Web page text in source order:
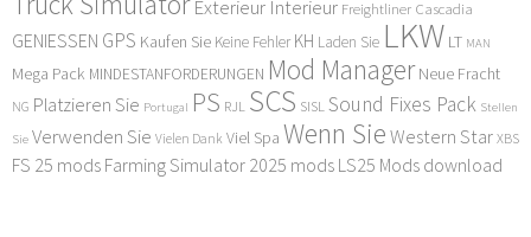
Exterieur Interieur Freightliner Cascadia
GENIESSEN GPS Kaufen Sie Keine Fehler KH Laden Sie LKW LT MAN
Mega Pack MINDESTANFORDERUNGEN Mod Manager Neue Fracht
NG Platzieren Sie Portugal PS RJL SCS SISLSound Fixes Pack Stellen
Sie Verwenden Sie Vielen Dank Viel Spa Wenn Sie Western Star XBS
FS 25 mods Farming Simulator 2025 mods LS25 Mods download